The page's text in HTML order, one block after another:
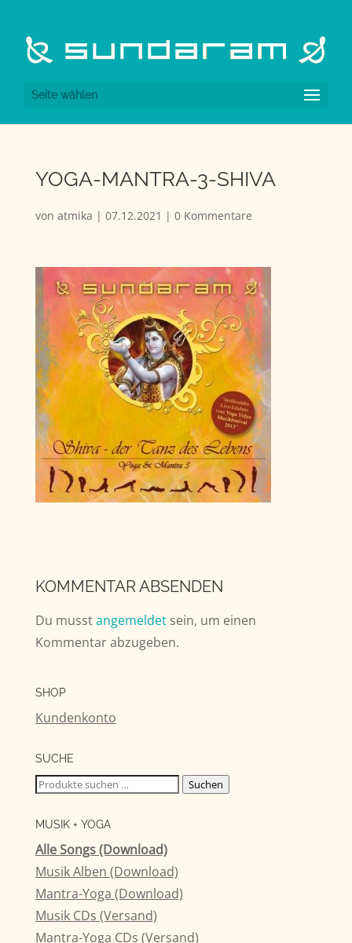
Seite wählen
YOGA-MANTRA-3-SHIVA
von atmika | 07.12.2021 | 0 Kommentare
KOMMENTAR ABSENDEN
Du musstangemeldetsein, um einen
Kommentar abzugeben.
SHOP
Kundenkonto
SUCHE
Suchen
Suchen
MUSIK + YOGA
Alle Songs (Download)
Musik Alben (Download)
Mantra-Yoga (Download)
Musik CDs (Versand)
Mantra-Yoga CDs (Versand)